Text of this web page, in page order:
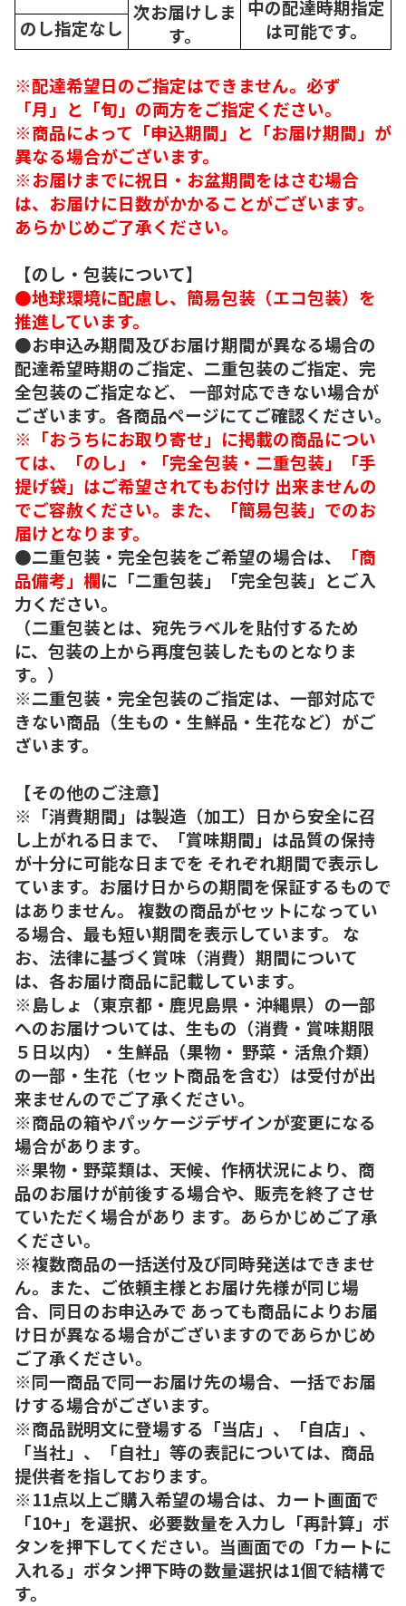
中の配達時期指定
は可能です。
次お届けしま
す。
のし指定なし
※配達希望日のご指定はできません。必ず
「月」と「旬」の両方をご指定ください。
※商品によって「申込期間」と「お届け期間」が
異なる場合がございます。
※お届けまでに祝日・お盆期間をはさむ場合
は、お届けに日数がかかることがございます。
あらかじめご了承ください。
【のし・包装について】
●地球環境に配慮し、簡易包装（エコ包装）を
推進しています。
●お申込み期間及びお届け期間が異なる場合の
配達希望時期のご指定、二重包装のご指定、完
全包装のご指定など、 一部対応できない場合が
ございます。各商品ページにてご確認ください。
※「おうちにお取り寄せ」に掲載の商品につい
ては、「のし」・「完全包装・二重包装」「手
提げ袋」はご希望されてもお付け 出来ませんの
でご容赦ください。また、「簡易包装」でのお
届けとなります。
●二重包装・完全包装をご希望の場合は、
「商
品備考」欄に「二重包装」「完全包装」とご入
力ください。
（二重包装とは、宛先ラベルを貼付するため
に、包装の上から再度包装したものとなりま
す。）
※二重包装・完全包装のご指定は、一部対応で
きない商品（生もの・生鮮品・生花など）がご
ざいます。
【その他のご注意】
※「消費期間」は製造（加工）日から安全に召
し上がれる日まで、「賞味期間」は品質の保持
が十分に可能な日までを それぞれ期間で表示し
ています。お届け日からの期間を保証するもので
はありません。 複数の商品がセットになってい
る場合、最も短い期間を表示しています。 な
お、法律に基づく賞味（消費）期間について
は、各お届け商品に記載しています。
※島しょ（東京都・鹿児島県・沖縄県）の一部
へのお届けついては、生もの（消費・賞味期限
５日以内）・生鮮品（果物・ 野菜・活魚介類）
の一部・生花（セット商品を含む）は受付が出
来ませんのでご了承ください。
※商品の箱やパッケージデザインが変更になる
場合があります。
※果物・野菜類は、天候、作柄状況により、商
品のお届けが前後する場合や、販売を終了させ
ていただく場合があり ます。あらかじめご了承
ください。
※複数商品の一括送付及び同時発送はできませ
ん。また、ご依頼主様とお届け先様が同じ場
合、同日のお申込みで あっても商品によりお届
け日が異なる場合がございますのであらかじめ
ご了承ください。
※同一商品で同一お届け先の場合、一括でお届
けする場合がございます。
※商品説明文に登場する「当店」、「自店」、
「当社」、「自社」等の表記については、商品
提供者を指しております。
※11点以上ご購入希望の場合は、カート画面で
「10+」を選択、必要数量を入力し「再計算」ボ
タンを押下してください。当画面での「カートに
入れる」ボタン押下時の数量選択は1個で結構で
す。